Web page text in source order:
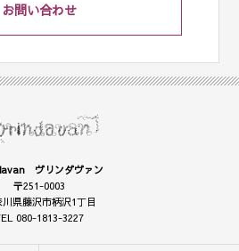
お問い合わせ
ヴリンダヴァン
〒251-0003
川県藤沢市柄沢1丁目
080-1813-3227